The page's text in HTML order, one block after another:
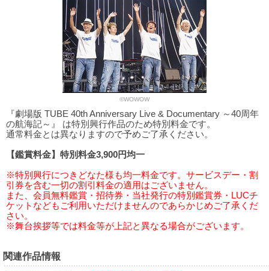
©WOWOW
『劇場版 TUBE 40th Anniversary Live & Documentary ～40周年
の航海記～』 は特別興行作品のため特別料金です。
通常料金とは異なりますので予めご了承ください。
【鑑賞料金】特別料金3,900円均一
※特別興行につきどなた様も均一料金です。サービスデー・割
引券を含む一切の割引料金の適用はございません。
また、会員無料鑑賞・招待券・当社発行の特別鑑賞券・LUCチ
ケットなどもご利用いただけませんのであらかじめご了承くだ
さい。
※舞台挨拶等では料金等が上記と異なる場合がございます。
関連作品情報